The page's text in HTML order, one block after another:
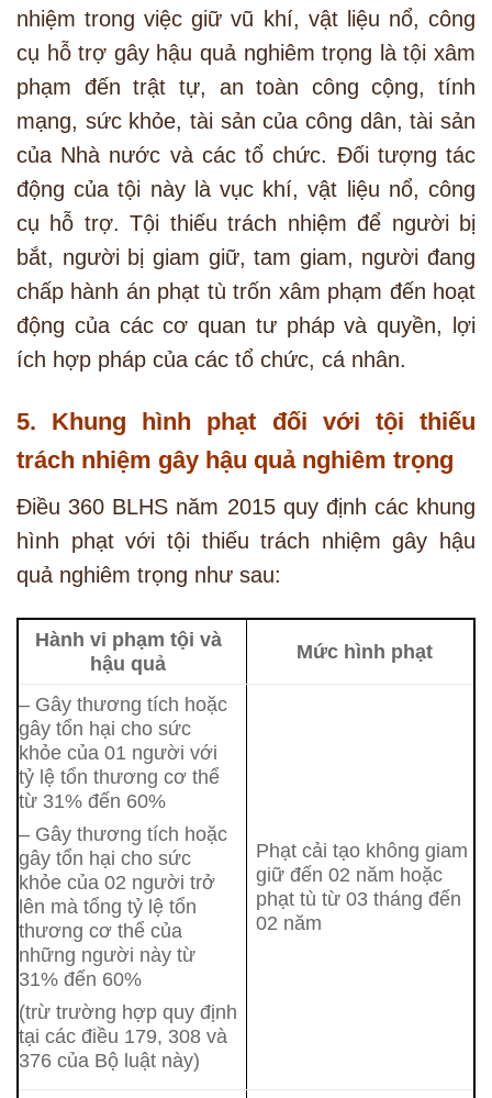
nhiệm trong việc giữ vũ khí, vật liệu nổ, công
cụ hỗ trợ gây hậu quả nghiêm trọng là tội xâm
phạm đến trật tự, an toàn công cộng, tính
mạng, sức khỏe, tài sản của công dân, tài sản
của Nhà nước và các tổ chức. Đối tượng tác
động của tội này là vục khí, vật liệu nổ, công
cụ hỗ trợ. Tội thiếu trách nhiệm để người bị
bắt, người bị giam giữ, tam giam, người đang
chấp hành án phạt tù trốn xâm phạm đến hoạt
động của các cơ quan tư pháp và quyền, lợi
ích hợp pháp của các tổ chức, cá nhân.
5. Khung hình phạt đối với tội thiếu
trách nhiệm gây hậu quả nghiêm trọng
Điều 360 BLHS năm 2015 quy định các khung
hình phạt với tội thiếu trách nhiệm gây hậu
quả nghiêm trọng như sau:
Hành vi phạm tội và
hậu quả
Mức hình phạt
– Gây thương tích hoặc
gây tổn hại cho sức
khỏe của 01 người với
tỷ lệ tổn thương cơ thể
từ 31% đến 60%
– Gây thương tích hoặc
gây tổn hại cho sức
khỏe của 02 người trở
lên mà tổng tỷ lệ tổn
thương cơ thể của
những người này từ
31% đến 60%
(trừ trường hợp quy định
tại các điều 179, 308 và
376 của Bộ luật này)
Phạt cải tạo không giam
giữ đến 02 năm hoặc
phạt tù từ 03 tháng đến
02 năm